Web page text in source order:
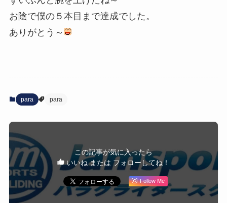
お陰で僕の５本目まで達成でした。
ありがとう～
para para
この記事が気に入ったら
いいね または フォローしてね！
Follow Me